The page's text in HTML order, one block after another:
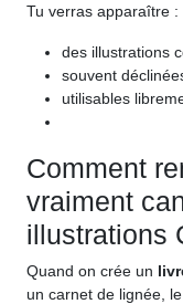
Tu verras apparaître :
des illustrations
souvent
utilisables
Comment
vraiment
illustrations
Quand on crée un
un carnet de lignée,